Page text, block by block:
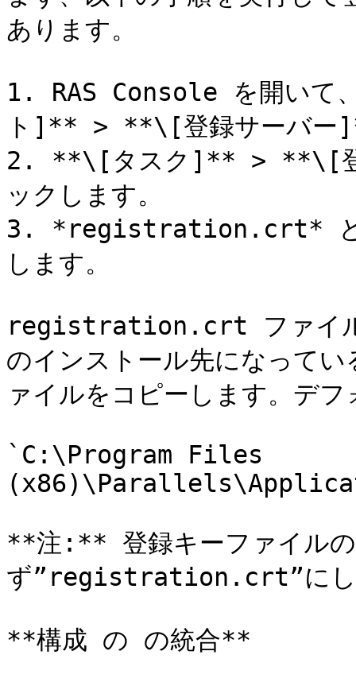
あります。
1. RAS Console を開い
ト]** > **\[登録サーバー
2. **\[タスク]** > **\[登
ックします。
3. *registration.crt* とい
します。
registration.crt ファイル
のインストール先になって
ァイルをコピーします。デ
`C:\Program Files
**注:** 登録キーファイルの
ず”registration.crt”にし
**構成 の の統合**